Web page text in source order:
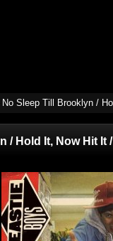
Sleep Till Brooklyn /
/ Hold It, Now Hit It